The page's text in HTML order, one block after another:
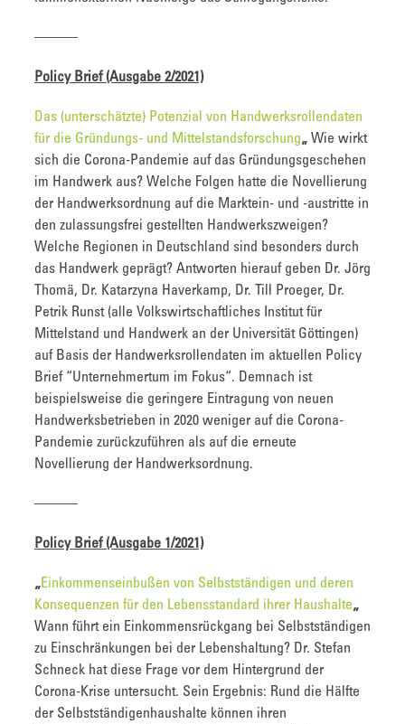
———
Policy Brief (Ausgabe 2/2021)
Das (unterschätzte) Potenzial von Handwerksrollendaten
für die Gründungs- und Mittelstandsforschung„ Wie wirkt
sich die Corona-Pandemie auf das Gründungsgeschehen
im Handwerk aus? Welche Folgen hatte die Novellierung
der Handwerksordnung auf die Marktein- und -austritte in
den zulassungsfrei gestellten Handwerkszweigen?
Welche Regionen in Deutschland sind besonders durch
das Handwerk geprägt? Antworten hierauf geben Dr. Jörg
Thomä, Dr. Katarzyna Haverkamp, Dr. Till Proeger, Dr.
Petrik Runst (alle Volkswirtschaftliches Institut für
Mittelstand und Handwerk an der Universität Göttingen)
auf Basis der Handwerksrollendaten im aktuellen Policy
Brief “Unternehmertum im Fokus“. Demnach ist
beispielsweise die geringere Eintragung von neuen
Handwerksbetrieben in 2020 weniger auf die Corona-
Pandemie zurückzuführen als auf die erneute
Novellierung der Handwerksordnung.
———
Policy Brief (Ausgabe 1/2021)
„Einkommenseinbußen von Selbstständigen und deren
Konsequenzen für den Lebensstandard ihrer Haushalte„
Wann führt ein Einkommensrückgang bei Selbstständigen
zu Einschränkungen bei der Lebenshaltung? Dr. Stefan
Schneck hat diese Frage vor dem Hintergrund der
Corona-Krise untersucht. Sein Ergebnis: Rund die Hälfte
der Selbstständigenhaushalte können ihren